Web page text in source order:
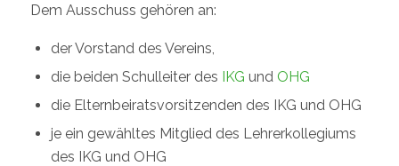
Dem Ausschuss gehören an:
der Vorstand des Vereins,
die beiden Schulleiter des IKG und OHG
die Elternbeiratsvorsitzenden des IKG und OHG
je ein gewähltes Mitglied des Lehrerkollegiums
des IKG und OHG